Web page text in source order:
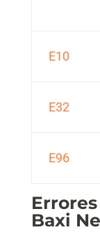
E10
E32
E96
Baxi